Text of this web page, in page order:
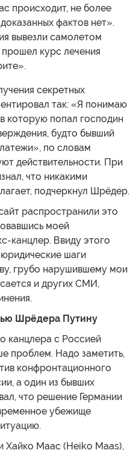
происходит, не более
фактов нет».
вывезли самолетом
курс лечения
секретных
так: «Я понимаю
которую попал господин
будто бывший
по словам
действительности. При
что никакими
подчеркнул Шрёдер.
распространили это
моей
канцлер. Ввиду этого
шаги
грубо нарушившему мои
и других СМИ,
Шрёдера Путину
канцлера с Россией
проблем. Надо заметить,
конфронтационного
а один из бывших
что решение Германии
убежище
Хайко Маас (Heiko Maas),